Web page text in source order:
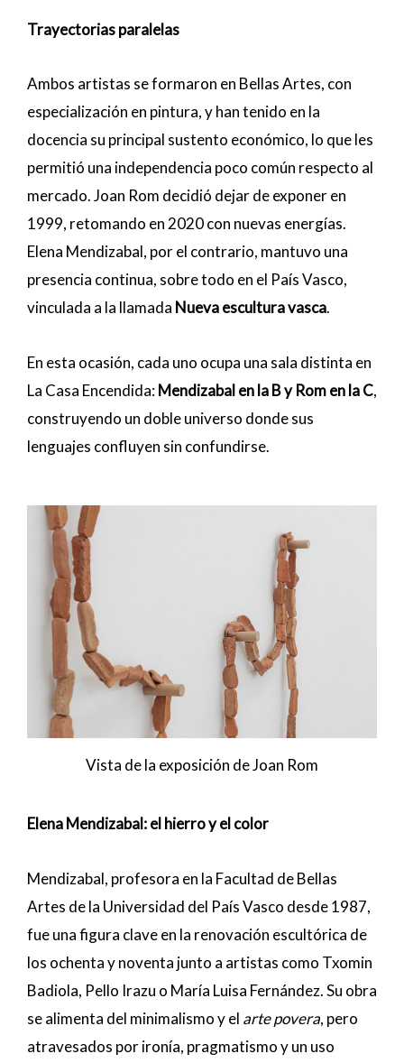
Trayectorias paralelas
Ambos artistas se formaron en Bellas Artes, con
especialización en pintura, y han tenido en la
docencia su principal sustento económico, lo que les
permitió una independencia poco común respecto al
mercado. Joan Rom decidió dejar de exponer en
1999, retomando en 2020 con nuevas energías.
Elena Mendizabal, por el contrario, mantuvo una
presencia continua, sobre todo en el País Vasco,
vinculada a la llamada Nueva escultura vasca.
En esta ocasión, cada uno ocupa una sala distinta en
La Casa Encendida:Mendizabal en la B y Rom en la C,
construyendo un doble universo donde sus
lenguajes confluyen sin confundirse.
Vista de la exposición de Joan Rom
Elena Mendizabal: el hierro y el color
Mendizabal, profesora en la Facultad de Bellas
Artes de la Universidad del País Vasco desde 1987,
fue una figura clave en la renovación escultórica de
los ochenta y noventa junto a artistas como Txomin
Badiola, Pello Irazu o María Luisa Fernández. Su obra
se alimenta del minimalismo y el arte povera, pero
atravesados por ironía, pragmatismo y un uso